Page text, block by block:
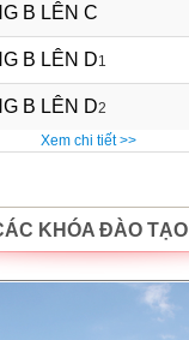
B LÊN C
B LÊN D1
B LÊN D2
Xem chi tiết >>
KHÓA ĐÀO TẠO